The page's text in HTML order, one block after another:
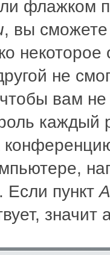
флажком
, вы
не
вам
Если пункт